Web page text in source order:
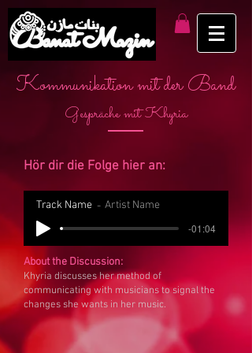
Kommunikation mit der Band
Gespräche mit Khyria
Hör dir die Folge hier an:
Track Name
Artist Name
-01:04
About the Discussion:
Khyria discusses her method of
communicating with musicians to signal the
changes she wants in her music.